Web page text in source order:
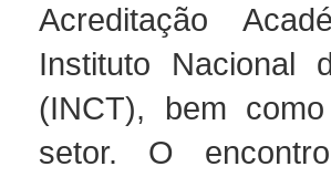
Acreditação
Instituto Nacional
(INCT), bem
setor. O